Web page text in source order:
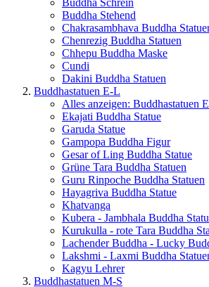
Buddha Schrein
Buddha Stehend
Chakrasambhava Buddha
Chenrezig Buddha Statuen
Chhepu Buddha Maske
Cundi
Dakini Buddha Statuen
Buddhastatuen E-L
Alles anzeigen: Buddhastatuen
Ekajati Buddha Statue
Garuda Statue
Gampopa Buddha Figur
Gesar of Ling Buddha Statue
Grüne Tara Buddha Statuen
Guru Rinpoche Buddha Statuen
Hayagriva Buddha Statue
Khatvanga
Kubera - Jambhala Buddha
Kurukulla - rote Tara Buddha
Lachender Buddha - Lucky
Lakshmi - Laxmi Buddha
Kagyu Lehrer
Buddhastatuen M-S